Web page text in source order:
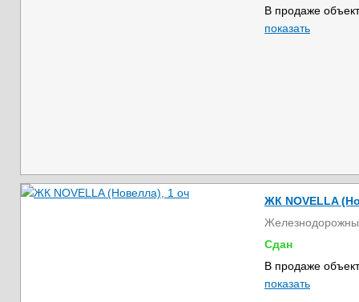
В продаже
показать
ЖК NOVELLA
Сдан
В продаже
показать